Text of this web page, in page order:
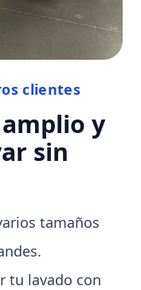
clientes
y
sin
tamaños
tu lavado con